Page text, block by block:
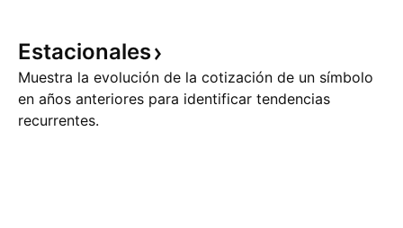
Estacionales
Muestra la evolución de la cotización de un símbolo
en años anteriores para identificar tendencias
recurrentes.